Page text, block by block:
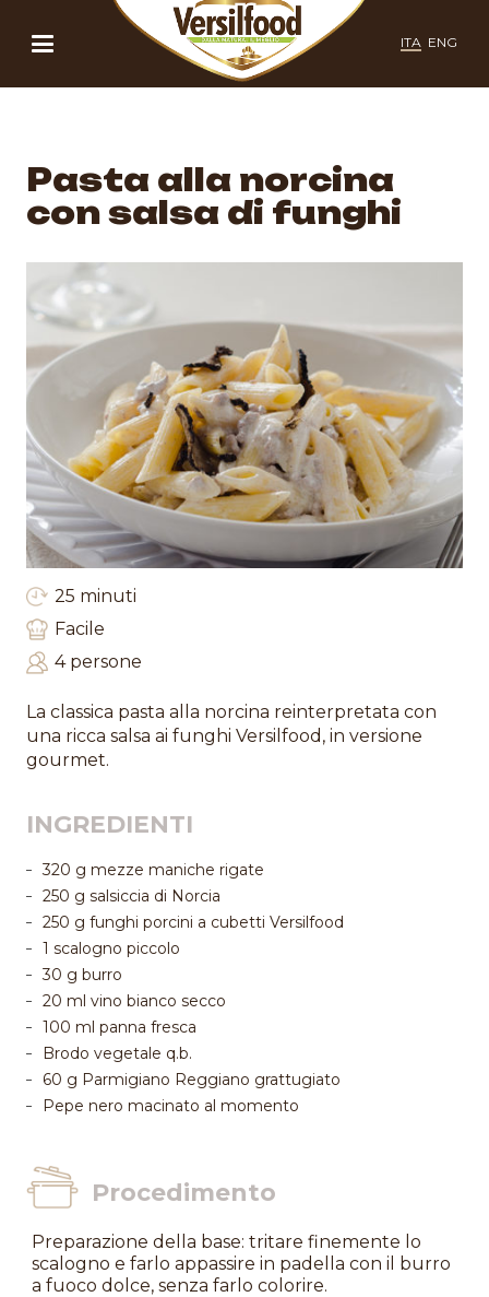
ITA ENG
Pasta alla norcina
con salsa di funghi
25 minuti
Facile
4 persone
La classica pasta alla norcina reinterpretata con
una ricca salsa ai funghi Versilfood, in versione
gourmet.
INGREDIENTI
320 g mezze maniche rigate
250 g salsiccia di Norcia
250 g funghi porcini a cubetti Versilfood
1 scalogno piccolo
30 g burro
20 ml vino bianco secco
100 ml panna fresca
Brodo vegetale q.b.
60 g Parmigiano Reggiano grattugiato
Pepe nero macinato al momento
Procedimento
Preparazione della base: tritare finemente lo
scalogno e farlo appassire in padella con il burro
a fuoco dolce, senza farlo colorire.